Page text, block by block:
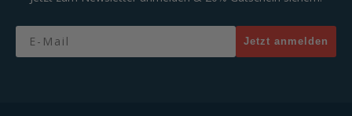
Email
Jetzt anmelden